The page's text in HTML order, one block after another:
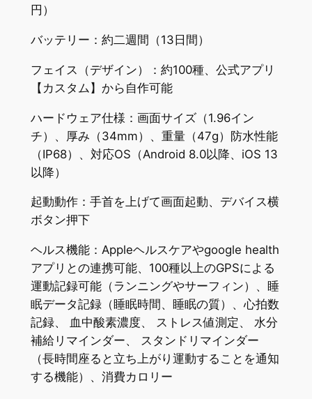
円）
バッテリー：約二週間（13日間）
フェイス（デザイン）：約100種、公式アプリ
【カスタム】から自作可能
ハードウェア仕様：画面サイズ（1.96イン
チ）、厚み（34mm）、重量（47g）防水性能
（IP68）、対応OS（Android 8.0以降、iOS 13
以降）
起動動作：手首を上げて画面起動、デバイス横
ボタン押下
ヘルス機能：Appleヘルスケアやgoogle health
アプリとの連携可能、100種以上のGPSによる
運動記録可能（ランニングやサーフィン）、睡
眠データ記録（睡眠時間、睡眠の質）、心拍数
記録、 血中酸素濃度、 ストレス値測定、 水分
補給リマインダー、 スタンドリマインダー
（長時間座ると立ち上がり運動することを通知
する機能）、消費カロリー